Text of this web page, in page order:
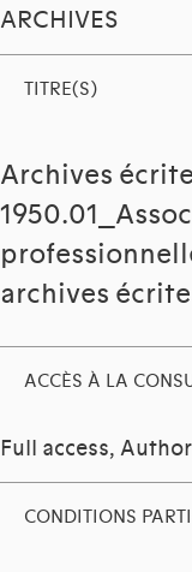
ARCHIVES
TITRE(S)
Archives
archives
ACCÈS À LA
Full access,
CONDITIONS